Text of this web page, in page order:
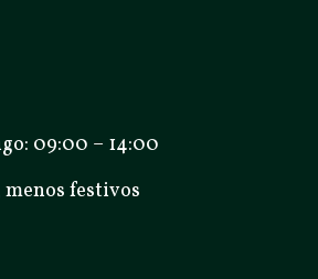
09:00 – 14:00
festivos